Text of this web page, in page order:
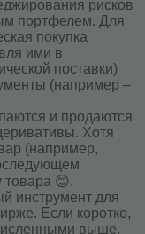
рисков
портфелем. Для
покупка
ими в
поставки)
(например –
и продаются
Хотя
(например,
товара 😊.
инструмент для
Если коротко,
выше,